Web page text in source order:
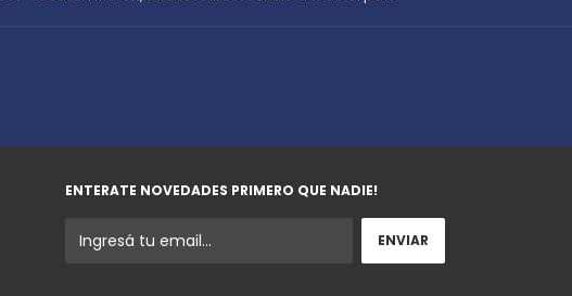
ENTERATE NOVEDADES PRIMERO QUE NADIE!